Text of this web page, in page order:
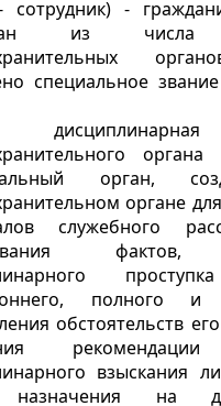
сотрудник) -
из числа
специальное
орган,
органе
служебного
фактов,
полного и
обстоятельств
взыскания
назначения на